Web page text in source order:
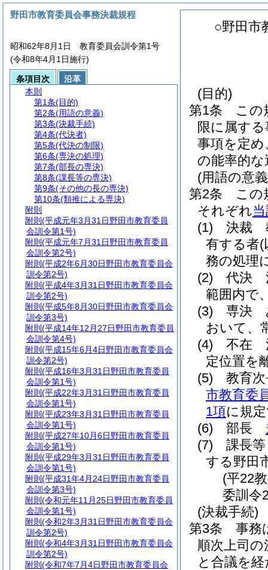
○野田市
(目的)
第1条
この
限に属す
事項を定
の能率的
(用語の意
第2条
この
それぞれ
(1)
決裁
有する者(
務の処理
(2)
代決
範囲内で
(3)
専決
おいて、
(4)
不在
定位置を
(5)
教育
市教育委
1項に規
(6)
部長
(7)
課長
する野田
(平22
委訓令
(決裁手続)
第3条
事務
順次上司の
と合議を
野田市教育委員会事務決裁規程
昭和62年8月1日 教育委員会訓令第1号
(令和8年4月1日施行)
条項目次
沿革
本則
第1条(目的)
第2条(用語の意義)
第3条(決裁手続)
第4条(代決者)
第5条(代決の制限)
第6条(専決の処理)
第7条(部長の専決)
第8条(課長等の専決)
第9条(その他の長の専決)
第10条(類推による専決)
附則
附則 (平成元年3月31日野田市教育委員
会訓令第1号)
附則 (平成元年7月31日野田市教育委員
会訓令第2号)
附則 (平成2年6月30日野田市教育委員会
訓令第2号)
附則 (平成4年3月31日野田市教育委員会
訓令第2号)
附則 (平成5年8月30日野田市教育委員会
訓令第3号)
附則 (平成14年12月27日野田市教育委員
会訓令第4号)
附則 (平成15年6月4日野田市教育委員会
訓令第2号)
附則 (平成16年3月31日野田市教育委員
会訓令第1号)
附則 (平成22年3月31日野田市教育委員
会訓令第1号)
附則 (平成23年3月31日野田市教育委員
会訓令第1号)
附則 (平成27年10月6日野田市教育委員
会訓令第1号)
附則 (平成29年3月31日野田市教育委員
会訓令第1号)
附則 (平成31年4月24日野田市教育委員
会訓令第3号)
附則 (令和元年11月25日野田市教育委員
会訓令第1号)
附則 (令和2年3月31日野田市教育委員会
訓令第2号)
附則 (令和4年3月31日野田市教育委員会
訓令第2号)
附則 (令和7年7月4日野田市教育委員会